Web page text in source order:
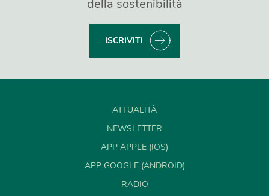
della sostenibilità
ISCRIVITI
ATTUALITÀ
NEWSLETTER
APP APPLE (IOS)
APP GOOGLE (ANDROID)
RADIO